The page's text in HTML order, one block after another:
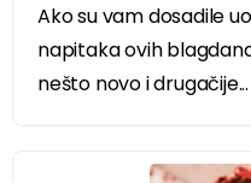
Ako su vam dosadile
napitaka ovih
nešto novo i drugačije...